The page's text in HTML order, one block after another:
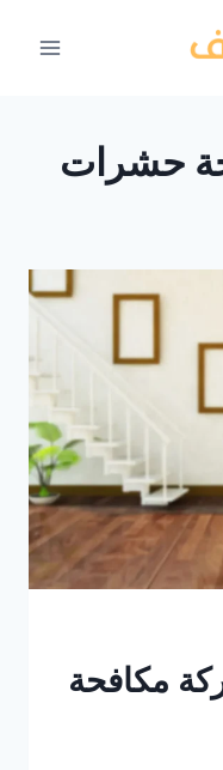
حشرات
شركة مكافحة